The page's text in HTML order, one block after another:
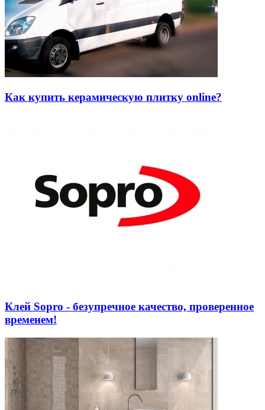
Как купить керамическую плитку online?
Клей Sopro - безупречное качество, проверенное
временем!